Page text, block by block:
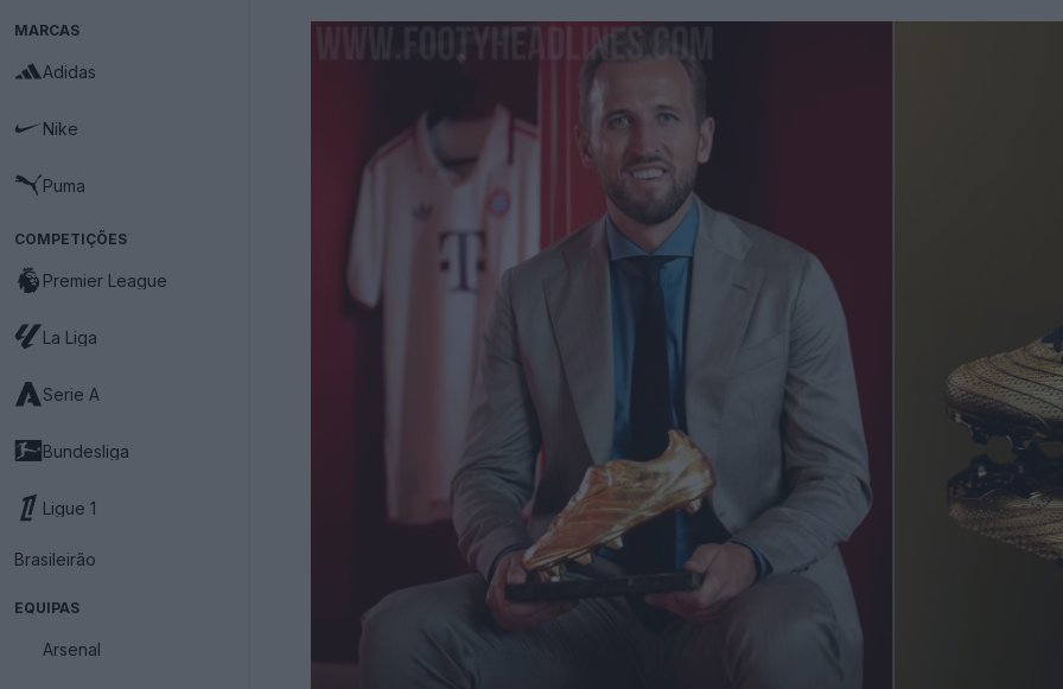
MARCAS
Adidas
Nike
Puma
COMPETIÇÕES
Premier League
La Liga
Serie A
Bundesliga
Ligue 1
Brasileirão
EQUIPAS
Arsenal